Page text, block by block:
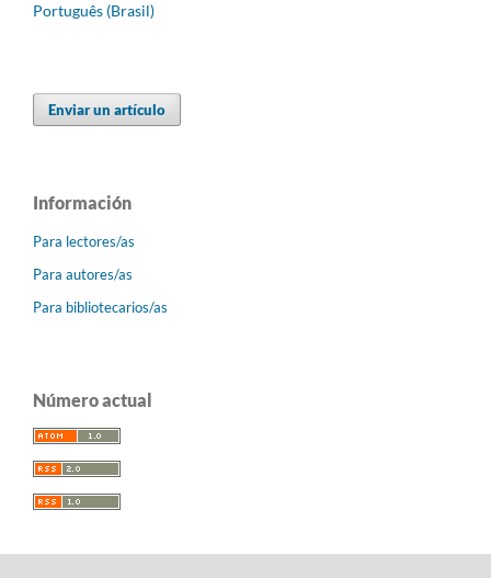
Português (Brasil)
Enviar un artículo
Información
Para lectores/as
Para autores/as
Para bibliotecarios/as
Número actual